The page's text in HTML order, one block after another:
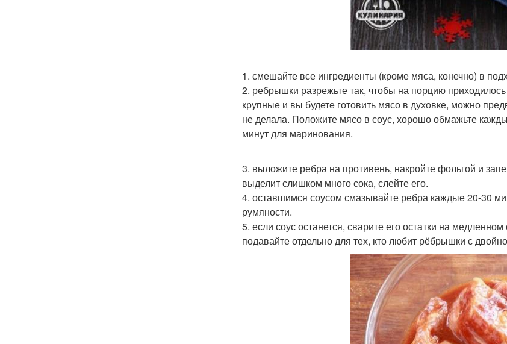
1. смешайте все ингредиенты (кроме мяса, конечно) в
2. ребрышки разрежьте так, чтобы на порцию
крупные и вы будете готовить мясо в духовке, можно
не делала. Положите мясо в соус, хорошо обмажьте
минут для маринования.
3. выложите ребра на противень, накройте фольгой и
выделит слишком много сока, слейте его.
4. оставшимся соусом смазывайте ребра каждые 20-30
румяности.
5. если соус останется, сварите его остатки на
подавайте отдельно для тех, кто любит рёбрышки с